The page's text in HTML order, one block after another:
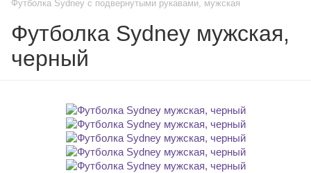
Футболка Sydney с подвернутыми рукавами, мужская
Футболка Sydney мужская,
черный